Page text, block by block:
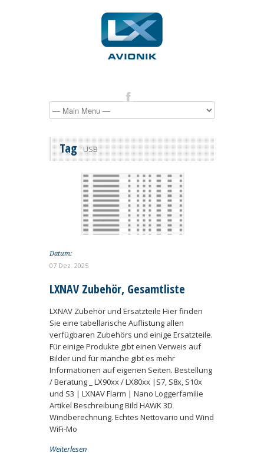
Tag USB
Datum:
07 Dez. 2025
LXNAV Zubehör, Gesamtliste
LXNAV Zubehör und Ersatzteile Hier finden
Sie eine tabellarische Auflistung allen
verfügbaren Zubehörs und einige Ersatzteile.
Für einige Produkte gibt einen Verweis auf
Bilder und für manche gibt es mehr
Informationen auf eigenen Seiten. Bestellung
/ Beratung _ LX90xx / LX80xx |S7, S8x, S10x
und S3 | LXNAV Flarm | Nano Loggerfamilie
Artikel Beschreibung Bild HAWK 3D
Windberechnung. Echtes Nettovario und Wind
WiFi-Mo
Weiterlesen